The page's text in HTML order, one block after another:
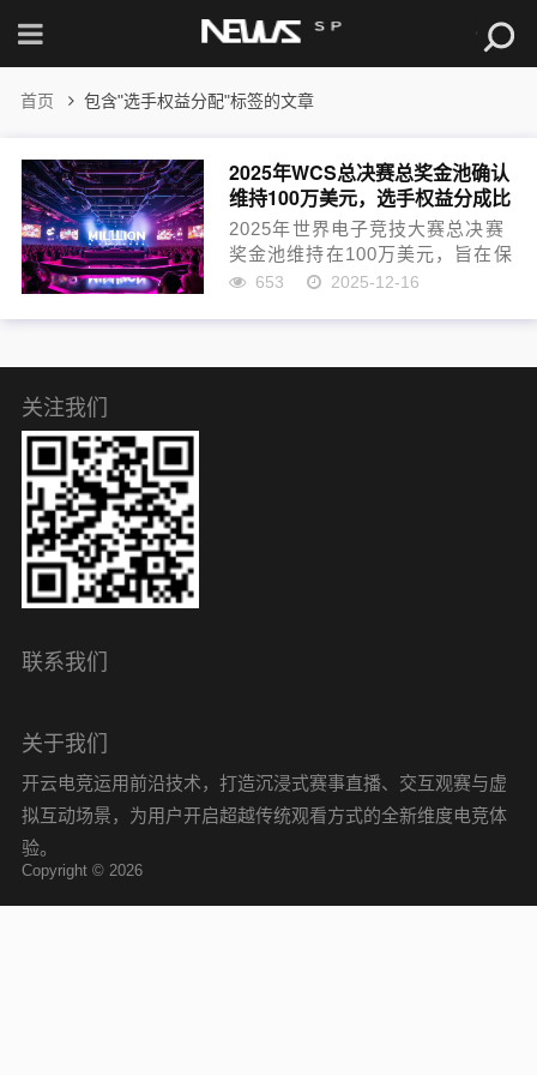
首页 包含"选手权益分配"标签的文章
2025年WCS总决赛总奖金池确认
维持100万美元，选手权益分成比
例提升
2025年世界电子竞技大赛总决赛
奖金池维持在100万美元，旨在保
障赛事顶级竞技水准的稳定性。
653 2025-12-16
关注我们
联系我们
关于我们
开云电竞运用前沿技术，打造沉浸式赛事直播、交互观赛与虚
拟互动场景，为用户开启超越传统观看方式的全新维度电竞体
验。
Copyright © 2026